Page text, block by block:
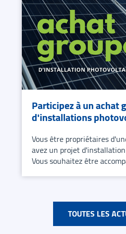
Participez à un achat
d'installations
Vous être propriétaires
avez un projet
Vous souhaitez être
En savoir plus sur Participez
TOUTES LES